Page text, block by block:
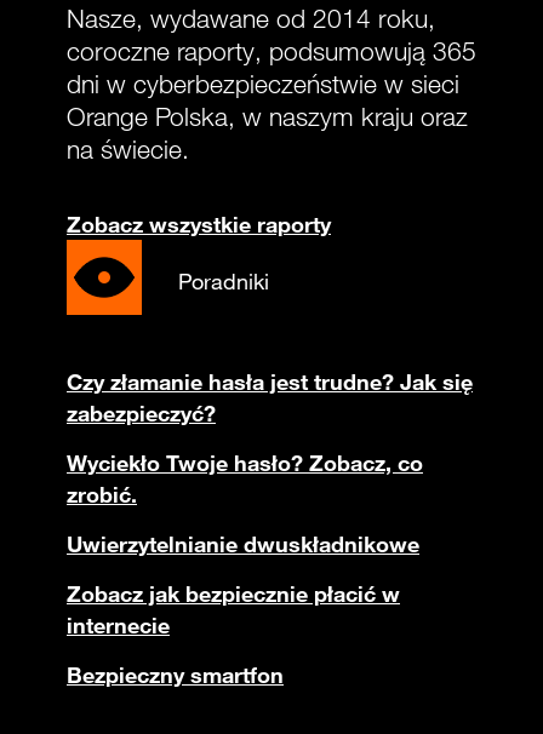
Nasze, wydawane od 2014 roku,
coroczne raporty, podsumowują 365
dni w cyberbezpieczeństwie w sieci
Orange Polska, w naszym kraju oraz
na świecie.
Zobacz wszystkie raporty
Poradniki
Czy złamanie hasła jest trudne? Jak się
zabezpieczyć?
Wyciekło Twoje hasło? Zobacz, co
zrobić.
Uwierzytelnianie dwuskładnikowe
Zobacz jak bezpiecznie płacić w
internecie
Bezpieczny smartfon